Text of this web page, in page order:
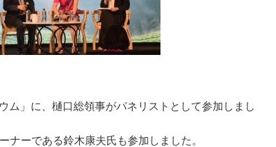
ム」に、樋口総領事がパネリストとして参加しまし
ナーである鈴木康夫氏も参加しました。